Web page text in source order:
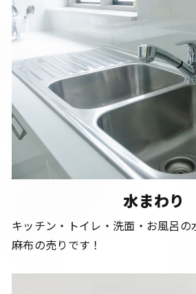
水まわり
キッチン・トイレ・洗面・お風呂
麻布の売りです！